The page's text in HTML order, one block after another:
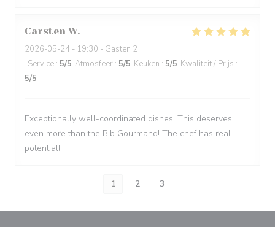
Carsten W
2026-05-24 - 19:30 - Gasten 2
Service : 5/5 Atmosfeer : 5/5 Keuken : 5/5 Kwaliteit / Prijs :
5/5
Exceptionally well-coordinated dishes. This deserves
even more than the Bib Gourmand! The chef has real
potential!
1 2 3